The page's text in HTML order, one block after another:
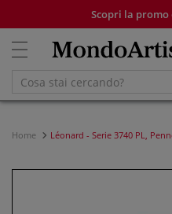
Scopri la promo
Home Léonard - Serie 3740 PL,